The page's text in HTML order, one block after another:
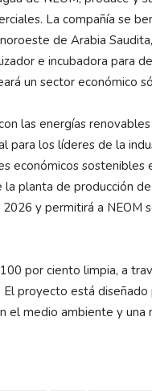
La compañía se
de Arabia
e incubadora para
un sector económico
las energías
para los líderes de la
económicos
la planta de producción
y permitirá a NEOM
por ciento limpia, a
proyecto está
el medio ambiente y una